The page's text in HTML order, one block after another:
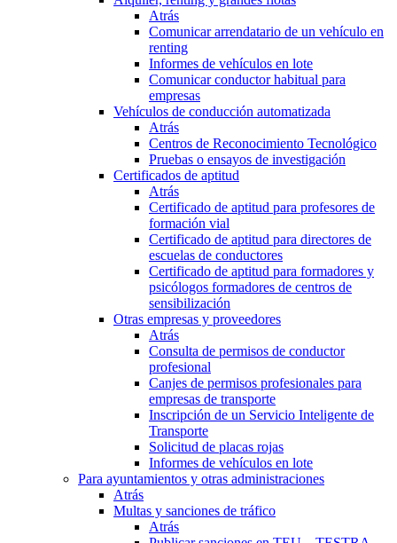
Atrás
Comunicar arrendatario de un vehículo en
renting
Informes de vehículos en lote
Comunicar conductor habitual para
empresas
Vehículos de conducción automatizada
Atrás
Centros de Reconocimiento Tecnológico
Pruebas o ensayos de investigación
Certificados de aptitud
Atrás
Certificado de aptitud para profesores de
formación vial
Certificado de aptitud para directores de
escuelas de conductores
Certificado de aptitud para formadores y
psicólogos formadores de centros de
sensibilización
Otras empresas y proveedores
Atrás
Consulta de permisos de conductor
profesional
Canjes de permisos profesionales para
empresas de transporte
Inscripción de un Servicio Inteligente de
Transporte
Solicitud de placas rojas
Informes de vehículos en lote
Para ayuntamientos y otras administraciones
Atrás
Multas y sanciones de tráfico
Atrás